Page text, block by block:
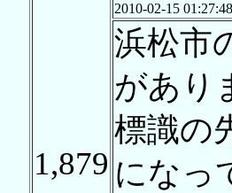
1,879
2010-02-15 01:27:48
浜松市
があり
標識の
になっ